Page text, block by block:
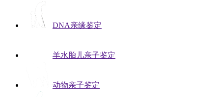
DNA亲缘鉴定
羊水胎儿亲子鉴定
动物亲子鉴定